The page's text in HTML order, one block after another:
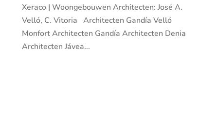
Xeraco | Woongebouwen Architecten: José A.
Velló, C. Vitoria Architecten Gandía Velló
Monfort Architecten Gandía Architecten Denia
Architecten Jávea...